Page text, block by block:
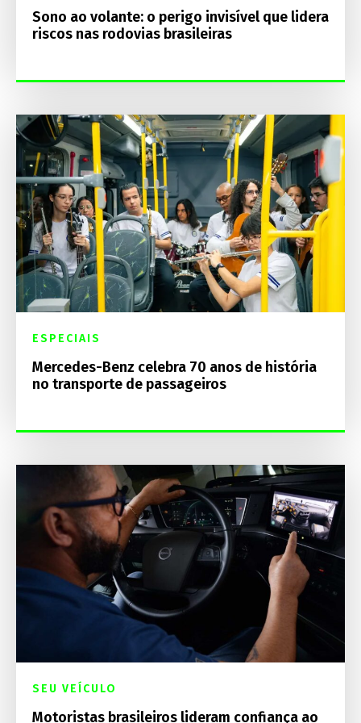
Sono ao volante: o perigo invisível que lidera
riscos nas rodovias brasileiras
ESPECIAIS
Mercedes-Benz celebra 70 anos de história
no transporte de passageiros
SEU VEÍCULO
Motoristas brasileiros lideram confiança ao